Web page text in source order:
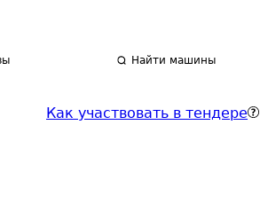
Найти машины
Как участвовать в тендере